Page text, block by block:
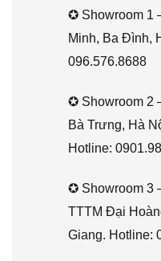
✪ Showroom 1
Minh, Ba Đình,
096.576.8688
✪ Showroom 2
Bà Trưng, Hà
Hotline:
✪ Showroom 3
TTTM Đại
Giang. Hotline: